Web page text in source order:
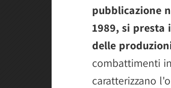
pubblicazione
1989, si
delle
combattimenti
caratterizzano